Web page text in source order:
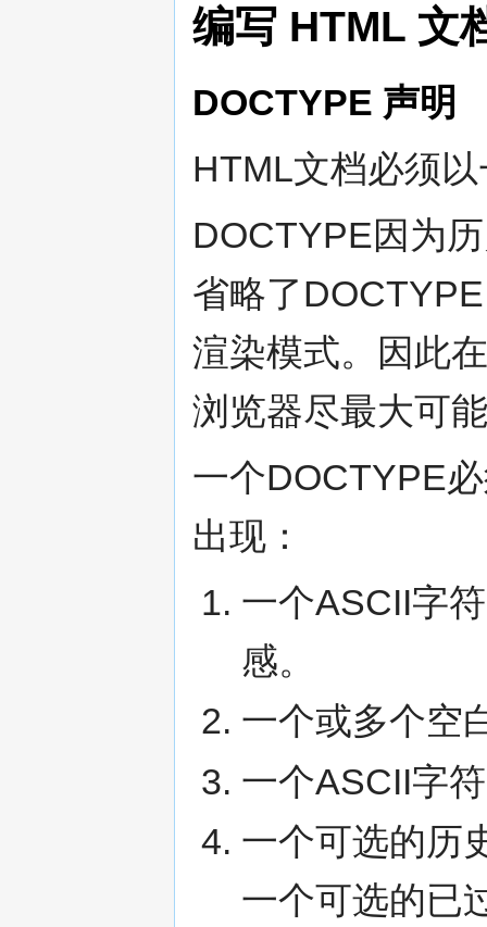
编写 HTML 文
DOCTYPE 声明
HTML文档必须
DOCTYPE因为
省略了
渲染模式。因此
浏览器尽最大可
一个DOCTYPE
出现：
一个ASCII字
感。
一个或多个空
一个ASCII字
一个可选的历
一个可选的已